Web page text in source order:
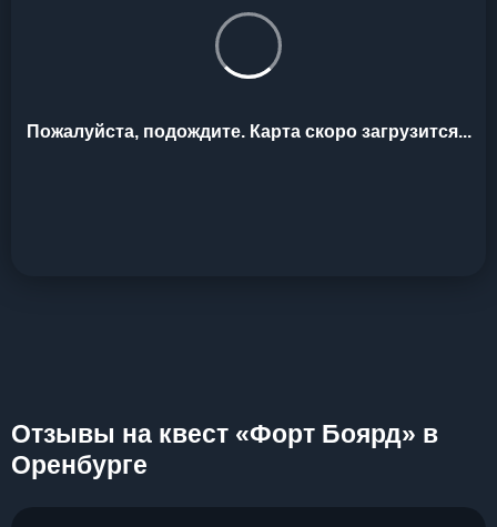
Пожалуйста, подождите. Карта скоро загрузится...
Отзывы на квест «Форт Боярд» в
Оренбурге